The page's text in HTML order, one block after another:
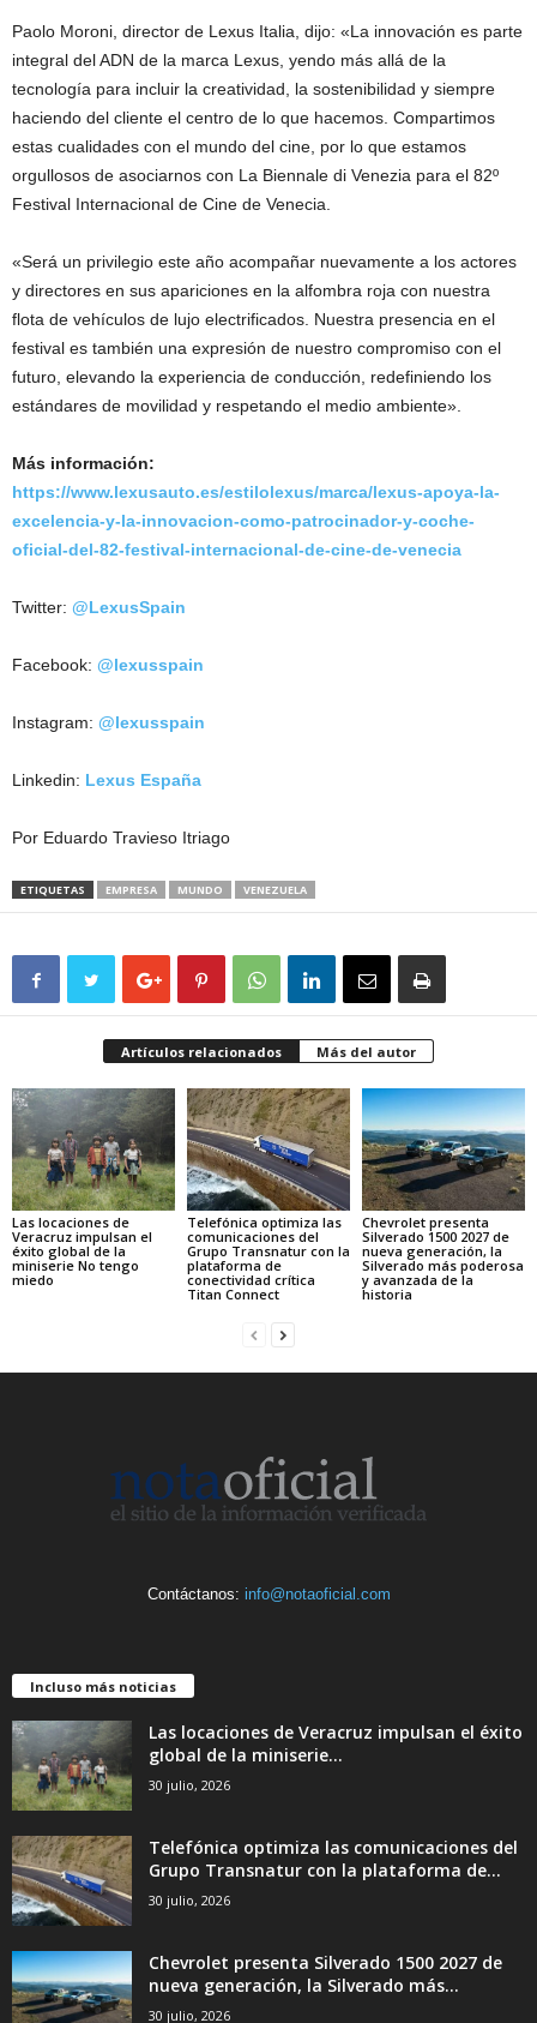
Paolo Moroni, director de Lexus Italia, dijo: «La innovación es parte
integral del ADN de la marca Lexus, yendo más allá de la
tecnología para incluir la creatividad, la sostenibilidad y siempre
haciendo del cliente el centro de lo que hacemos. Compartimos
estas cualidades con el mundo del cine, por lo que estamos
orgullosos de asociarnos con La Biennale di Venezia para el 82º
Festival Internacional de Cine de Venecia.
«Será un privilegio este año acompañar nuevamente a los actores
y directores en sus apariciones en la alfombra roja con nuestra
flota de vehículos de lujo electrificados. Nuestra presencia en el
festival es también una expresión de nuestro compromiso con el
futuro, elevando la experiencia de conducción, redefiniendo los
estándares de movilidad y respetando el medio ambiente».
Más información:
https://www.lexusauto.es/estilolexus/marca/lexus-apoya-la-
excelencia-y-la-innovacion-como-patrocinador-y-coche-
oficial-del-82-festival-internacional-de-cine-de-venecia
Twitter: @LexusSpain
Facebook: @lexusspain
Instagram: @lexusspain
Linkedin: Lexus España
Por Eduardo Travieso Itriago
ETIQUETAS EMPRESA MUNDO VENEZUELA
Artículos relacionados Más del autor
Las locaciones de
Veracruz impulsan el
éxito global de la
miniserie No tengo
miedo
Telefónica optimiza las
comunicaciones del
Grupo Transnatur con la
plataforma de
conectividad crítica
Titan Connect
Chevrolet presenta
Silverado 1500 2027 de
nueva generación, la
Silverado más poderosa
y avanzada de la
historia
Contáctanos: info@notaoficial.com
Incluso más noticias
Las locaciones de Veracruz impulsan el éxito
global de la miniserie...
30 julio, 2026
Telefónica optimiza las comunicaciones del
Grupo Transnatur con la plataforma de...
30 julio, 2026
Chevrolet presenta Silverado 1500 2027 de
nueva generación, la Silverado más...
30 julio, 2026